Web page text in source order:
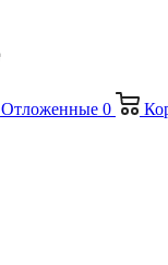
Отложенные 0